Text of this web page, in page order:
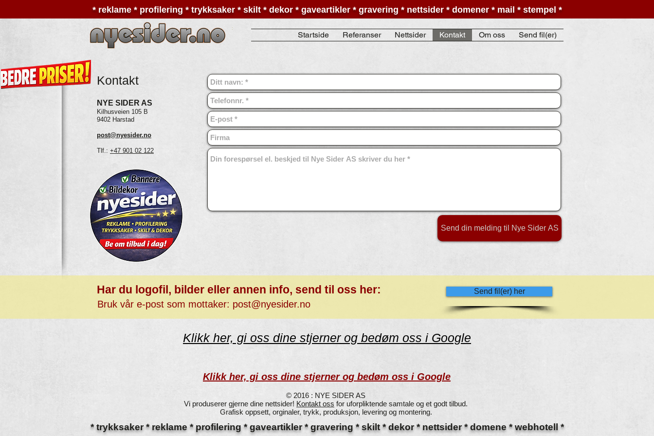
* reklame * profilering * trykksaker * skilt * dekor * gaveartikler * gravering * nettsider * domener * mail * stempel *
Startside Referanser Nettsider Kontakt Om oss Send fil(er)
:
Kontakt
NYE SIDER AS
Kilhusveien 105 B
9402 Harstad
post@nyesider.no
Tlf.: +47 901 02 122
Send din melding til Nye Sider AS
Har du logofil, bilder eller annen info, send til oss her:
Bruk vår e-post som mottaker: post@nyesider.no
Send fil(er) her
Klikk her, gi oss dine stjerner og bedøm oss i Google
Klikk her, gi oss dine stjerner og bedøm oss i Google
© 2016 : NYE SIDER AS
Vi produserer gjerne dine nettsider! Kontakt oss for uforpliktende samtale og et godt tilbud.
Grafisk oppsett, orginaler, trykk, produksjon, levering og montering.
* trykksaker * reklame * profilering * gaveartikler * gravering * skilt * dekor * nettsider * domene * webhotell *